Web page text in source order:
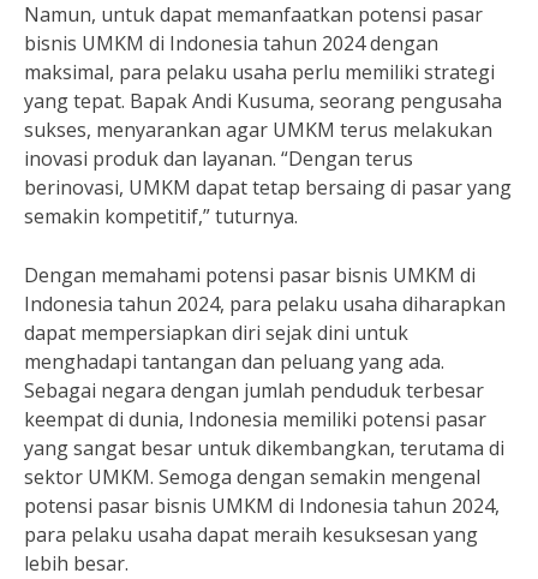
Namun, untuk dapat memanfaatkan potensi pasar
bisnis UMKM di Indonesia tahun 2024 dengan
maksimal, para pelaku usaha perlu memiliki strategi
yang tepat. Bapak Andi Kusuma, seorang pengusaha
sukses, menyarankan agar UMKM terus melakukan
inovasi produk dan layanan. “Dengan terus
berinovasi, UMKM dapat tetap bersaing di pasar yang
semakin kompetitif,” tuturnya.
Dengan memahami potensi pasar bisnis UMKM di
Indonesia tahun 2024, para pelaku usaha diharapkan
dapat mempersiapkan diri sejak dini untuk
menghadapi tantangan dan peluang yang ada.
Sebagai negara dengan jumlah penduduk terbesar
keempat di dunia, Indonesia memiliki potensi pasar
yang sangat besar untuk dikembangkan, terutama di
sektor UMKM. Semoga dengan semakin mengenal
potensi pasar bisnis UMKM di Indonesia tahun 2024,
para pelaku usaha dapat meraih kesuksesan yang
lebih besar.